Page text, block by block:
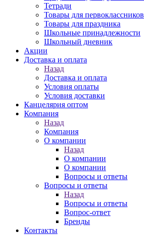
Тетради
Товары для первоклассников
Товары для праздника
Школьные принадлежности
Школьный дневник
Акции
Доставка и оплата
Назад
Доставка и оплата
Условия оплаты
Условия доставки
Канцелярия оптом
Компания
Назад
Компания
О компании
Назад
О компании
О компании
Вопросы и ответы
Вопросы и ответы
Назад
Вопросы и ответы
Вопрос-ответ
Бренды
Контакты